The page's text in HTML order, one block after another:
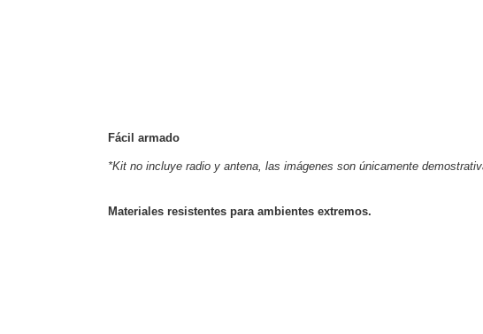
Fácil armado
*Kit no incluye radio y antena, las imágenes son únicamente
Materiales resistentes para ambientes extremos.